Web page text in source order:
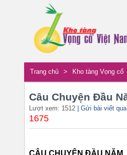
Trang chủ > Kho tàng Vọng cổ
Câu Chuyện Đầu
Lượt xem: 1512 | Gửi bài viết
1675